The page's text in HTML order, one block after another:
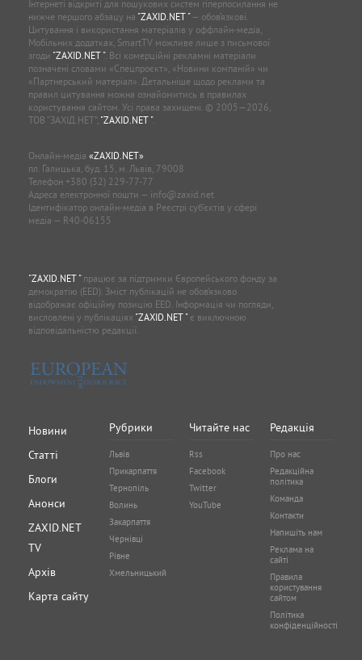
Інтернеті відкриті для пошукових систем гіперпосилання не
нижче першого абзацу на "ZAXID.NET "— обов’язкові.
Цитування і використання матеріалів у оффлайн-медіа,
Мобільних додатках, SmartTV можливе лише з письмової
згоди "ZAXID.NET ". Всі комерційні рекламні матеріали
позначені словами «Спецпроєкт», «Новини компаній» чи
«Партнерський матеріал». Детальніше щодо реклами та
правил цитування можна ознайомитись в правилах
користування сайтом. Усі права захищені. © 2005—2026,
ТОВ “ЗАХІД.НЕТ”, "ZAXID.NET ".
Онлайн-медіа «ZAXID.NET»
пл. Галицька, буд. 15, м. Львів, 79008
Телефон +380 (32) 229-77-77
Адреса електронної пошти — info@zaxid.net
Ідентифікатор онлайн-медіа в Реєстрі суб'єктів у сфері
медіа — R40-06155
"ZAXID.NET "працює за підтримки Європейського фонду за
демократію (EED). Зміст публікацій не обов’язково
відображає офіційну позицію EED. Інформація чи погляди,
висловлені у публікаціях "ZAXID.NET "є виключною
відповідальністю редакції.
Новини
Статті
Блоги
Анонси
ZAXID.NET
TV
Архів
Карта сайту
Рубрики
Львів
Прикарпаття
Тернопіль
Волинь
Закарпаття
Чернівці
Рівне
Хмельницький
Читайте нас
Rss
Facebook
Twitter
YouTube
Редакція
Про нас
Редакційна
політика
Команда
Контакти
Напишіть нам
Реклама на
сайті
Правила
користування
сайтом
Політика
конфіденційності